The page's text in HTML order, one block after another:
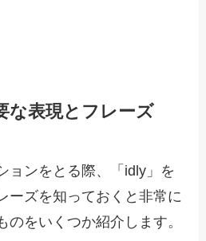
な表現とフレーズ
ョンをとる際、「idly」を
ーズを知っておくと非常に
のをいくつか紹介します。